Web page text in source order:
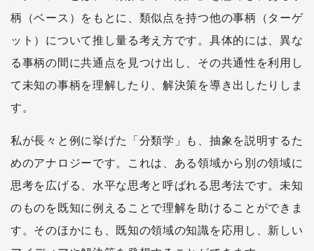
柄（ベース）をもとに、類似点を持つ他の事柄（ターゲ
ット）について推し量る考え方です。具体的には、異な
る事柄の間に共通点を見つけ出し、その共通性を利用し
て未知の事柄を理解したり、解決策を導き出したりしま
す。
私が長々と例に挙げた「分類学」も、抽象を説明するた
めのアナロジーです。これは、ある領域から別の領域に
思考を広げる、水平な思考と呼ばれる思考法です。未知
のものを既知に例えることで理解を助けることができま
す。そのほかにも、既知の領域の知識を応用し、新しい